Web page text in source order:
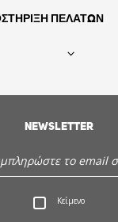
πελατών
Sencor
ΠΕΛΑΤΩΝ
NEWSLETTER
Κείμενο